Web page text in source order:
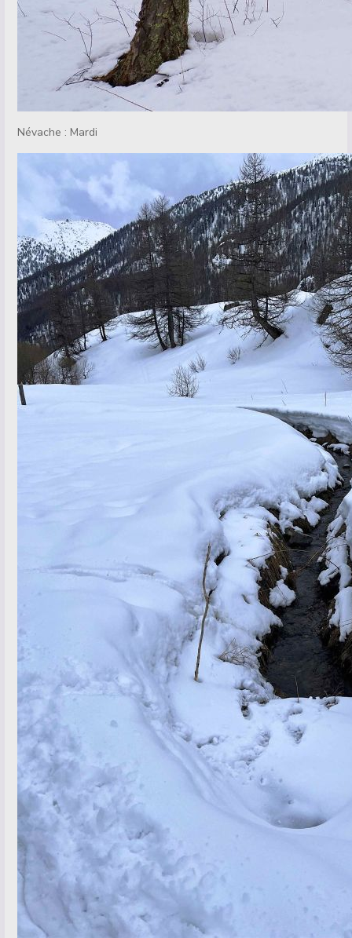
Névache : Mardi